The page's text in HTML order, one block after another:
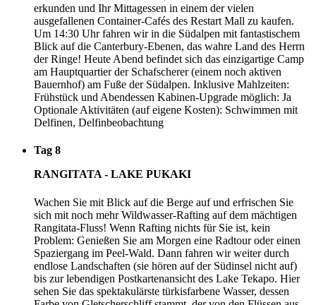
erkunden und Ihr Mittagessen in einem der vielen
ausgefallenen Container-Cafés des Restart Mall zu kaufen.
Um 14:30 Uhr fahren wir in die Südalpen mit fantastischem
Blick auf die Canterbury-Ebenen, das wahre Land des Herrn
der Ringe! Heute Abend befindet sich das einzigartige Camp
am Hauptquartier der Schafscherer (einem noch aktiven
Bauernhof) am Fuße der Südalpen. Inklusive Mahlzeiten:
Frühstück und Abendessen Kabinen-Upgrade möglich: Ja
Optionale Aktivitäten (auf eigene Kosten): Schwimmen mit
Delfinen, Delfinbeobachtung
Tag 8
RANGITATA - LAKE PUKAKI
Wachen Sie mit Blick auf die Berge auf und erfrischen Sie
sich mit noch mehr Wildwasser-Rafting auf dem mächtigen
Rangitata-Fluss! Wenn Rafting nichts für Sie ist, kein
Problem: Genießen Sie am Morgen eine Radtour oder einen
Spaziergang im Peel-Wald. Dann fahren wir weiter durch
endlose Landschaften (sie hören auf der Südinsel nicht auf)
bis zur lebendigen Postkartenansicht des Lake Tekapo. Hier
sehen Sie das spektakulärste türkisfarbene Wasser, dessen